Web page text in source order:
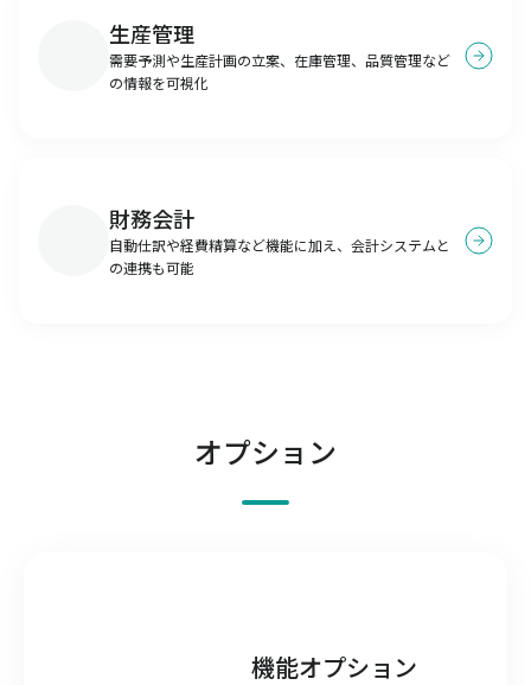
生産管理
需要予測や生産計画の立案、在庫管理、品質管理など
の情報を可視化
財務会計
自動仕訳や経費精算など機能に加え、会計システムと
の連携も可能
オプション
機能オプション